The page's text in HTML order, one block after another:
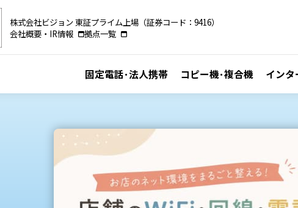
株式会社ビジョン 東証プライム上場（証券コード：9416）
会社概要・IR情報
拠点一覧
固定電話･法人携帯 コピー機･複合機 インタ